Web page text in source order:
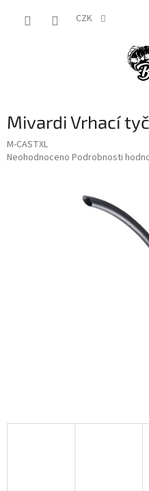
CZK
Mivardi Vrhací
M-CASTXL
Průměrné
Neohodnoceno Podrobnosti